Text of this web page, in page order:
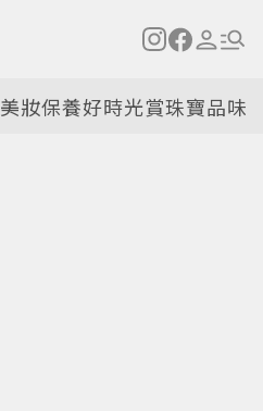
美妝保養好時光賞珠寶品味